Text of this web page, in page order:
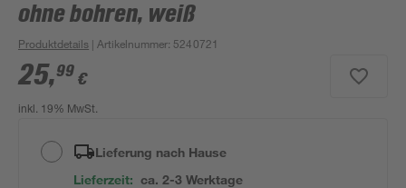
ohne bohren, weiß
Produktdetails | Artikelnummer: 5240721
25,99 €
inkl. 19% MwSt.
Lieferung nach Hause
Lieferzeit: ca. 2-3 Werktage